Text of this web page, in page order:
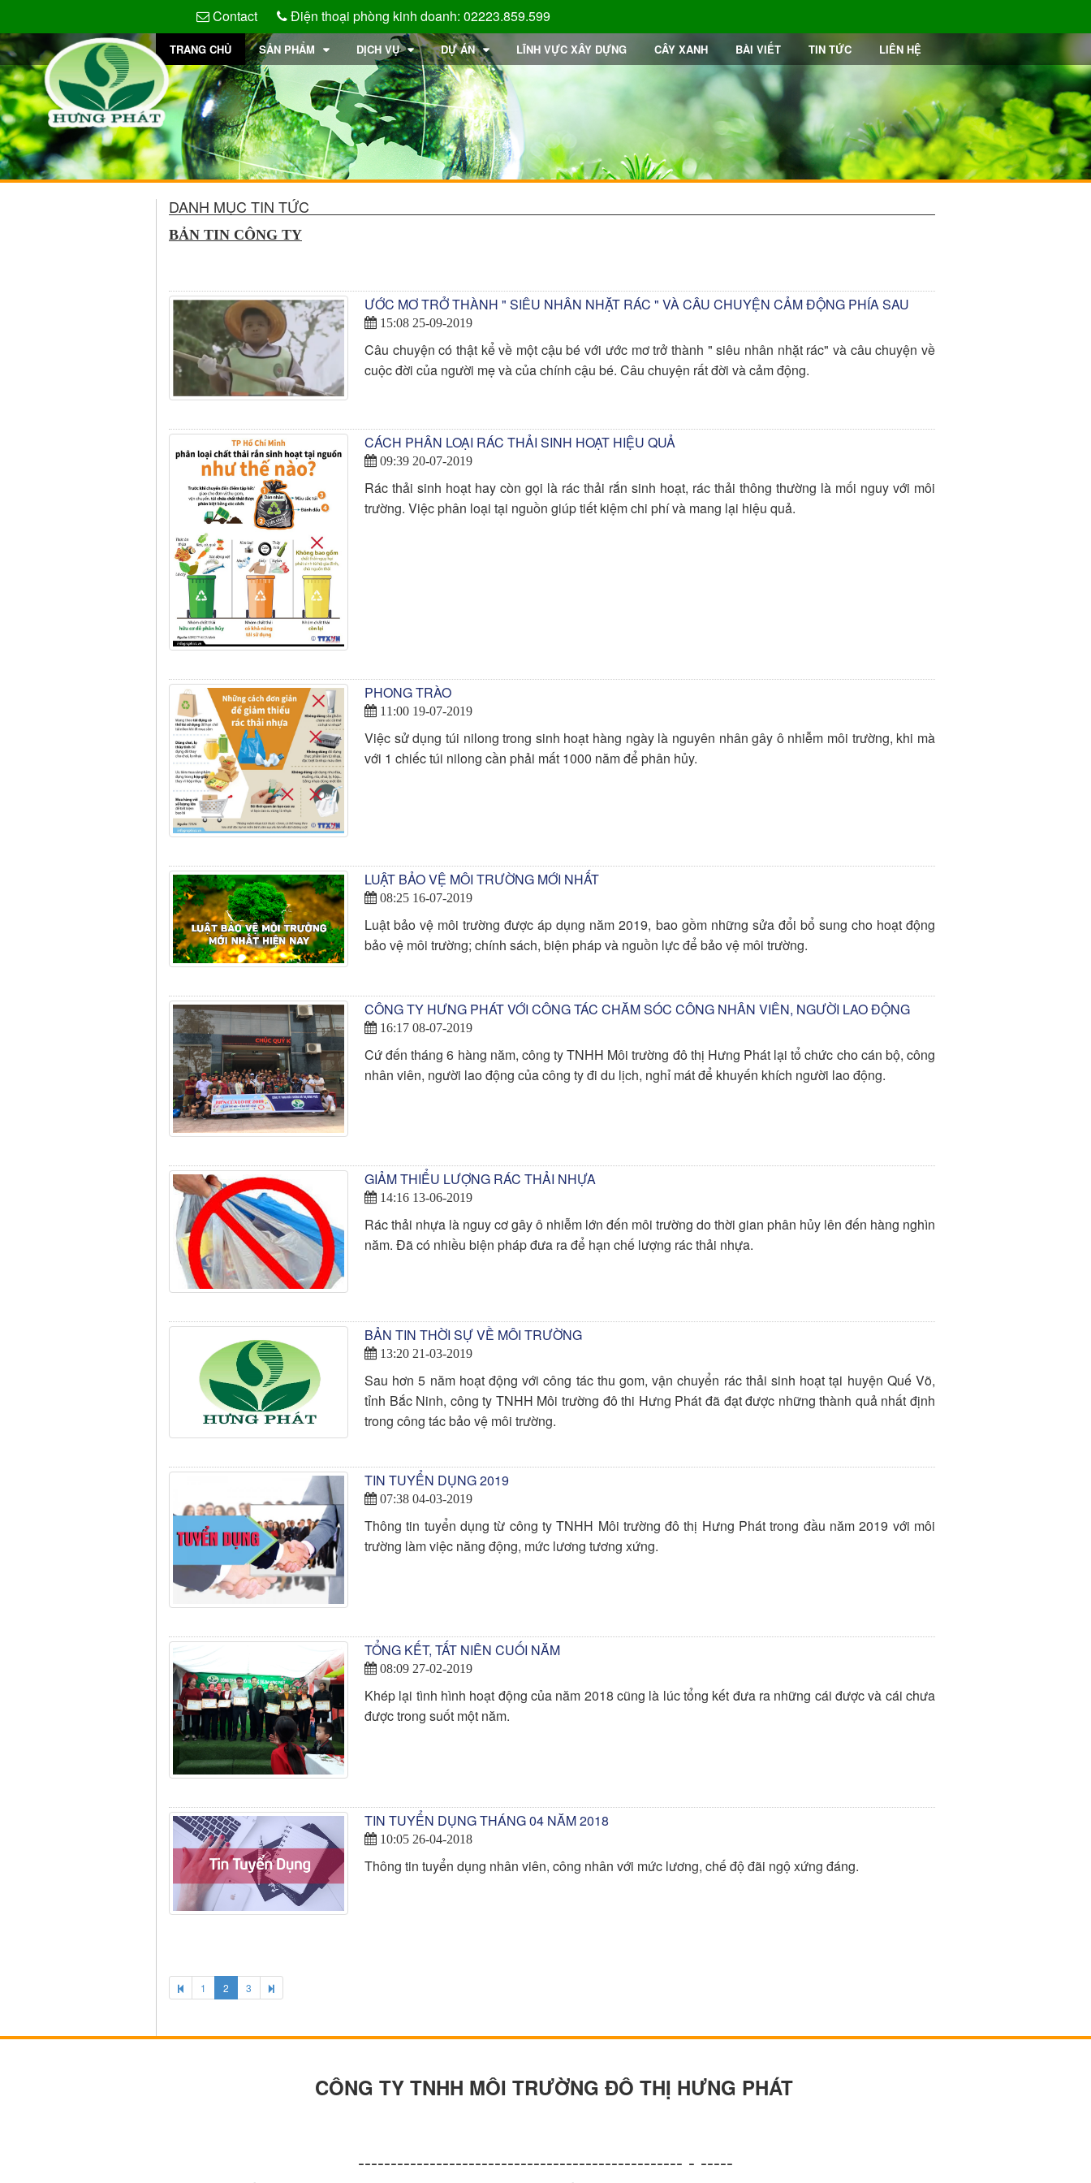
Contact Điện thoại phòng kinh doanh: 02223.859.599
TRANG CHỦ SẢN PHẨM DỊCH VỤ DỰ ÁN LĨNH VỰC XÂY DỰNG CÂY XANH BÀI VIẾT TIN TỨC LIÊN HỆ
DANH MỤC TIN TỨC
BẢN TIN CÔNG TY
ƯỚC MƠ TRỞ THÀNH " SIÊU NHÂN NHẶT RÁC " VÀ CÂU CHUYỆN CẢM ĐỘNG PHÍA SAU
15:08 25-09-2019
Câu chuyện có thật kể về một cậu bé với ước mơ trở thành " siêu nhân nhặt rác" và câu chuyện về
cuộc đời của người mẹ và của chính cậu bé. Câu chuyện rất đời và cảm động.
CÁCH PHÂN LOẠI RÁC THẢI SINH HOẠT HIỆU QUẢ
09:39 20-07-2019
Rác thải sinh hoạt hay còn gọi là rác thải rắn sinh hoạt, rác thải thông thường là mối nguy với môi
trường. Việc phân loại tại nguồn giúp tiết kiệm chi phí và mang lại hiệu quả.
PHONG TRÀO
11:00 19-07-2019
Việc sử dụng túi nilong trong sinh hoạt hàng ngày là nguyên nhân gây ô nhiễm môi trường, khi mà
với 1 chiếc túi nilong cần phải mất 1000 năm để phân hủy.
LUẬT BẢO VỆ MÔI TRƯỜNG MỚI NHẤT
08:25 16-07-2019
Luật bảo vệ môi trường được áp dụng năm 2019, bao gồm những sửa đổi bổ sung cho hoạt động
bảo vệ môi trường; chính sách, biện pháp và nguồn lực để bảo vệ môi trường.
CÔNG TY HƯNG PHÁT VỚI CÔNG TÁC CHĂM SÓC CÔNG NHÂN VIÊN, NGƯỜI LAO ĐỘNG
16:17 08-07-2019
Cứ đến tháng 6 hàng năm, công ty TNHH Môi trường đô thị Hưng Phát lại tổ chức cho cán bộ, công
nhân viên, người lao động của công ty đi du lịch, nghỉ mát để khuyến khích người lao động.
GIẢM THIỂU LƯỢNG RÁC THẢI NHỰA
14:16 13-06-2019
Rác thải nhựa là nguy cơ gây ô nhiễm lớn đến môi trường do thời gian phân hủy lên đến hàng nghìn
năm. Đã có nhiều biện pháp đưa ra để hạn chế lượng rác thải nhựa.
BẢN TIN THỜI SỰ VỀ MÔI TRƯỜNG
13:20 21-03-2019
Sau hơn 5 năm hoạt động với công tác thu gom, vận chuyển rác thải sinh hoạt tại huyện Quế Võ,
tỉnh Bắc Ninh, công ty TNHH Môi trường đô thi Hưng Phát đã đạt được những thành quả nhất định
trong công tác bảo vệ môi trường.
TIN TUYỂN DỤNG 2019
07:38 04-03-2019
Thông tin tuyển dụng từ công ty TNHH Môi trường đô thị Hưng Phát trong đầu năm 2019 với môi
trường làm việc năng động, mức lương tương xứng.
TỔNG KẾT, TẤT NIÊN CUỐI NĂM
08:09 27-02-2019
Khép lại tình hình hoạt động của năm 2018 cũng là lúc tổng kết đưa ra những cái được và cái chưa
được trong suốt một năm.
TIN TUYỂN DỤNG THÁNG 04 NĂM 2018
10:05 26-04-2018
Thông tin tuyển dụng nhân viên, công nhân với mức lương, chế độ đãi ngộ xứng đáng.
1 2 3
CÔNG TY TNHH MÔI TRƯỜNG ĐÔ THỊ HƯNG PHÁT
-------------------------------------------------- - -----